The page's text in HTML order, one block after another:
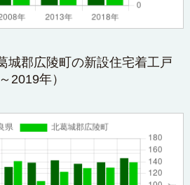
城郡広陵町の新設住宅着工戸
2019年）